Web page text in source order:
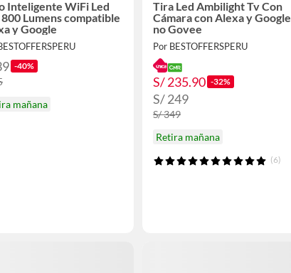
Inteligente WiFi Led
Lumens compatible
y Google
-40%
mañana
Tira Led Ambilight Tv Con
Cámara con Alexa y Google
no Govee
Por BESTOFFERSPERU
S/ 235.90 -32%
S/ 249
S/ 349
Retira mañana
(6)